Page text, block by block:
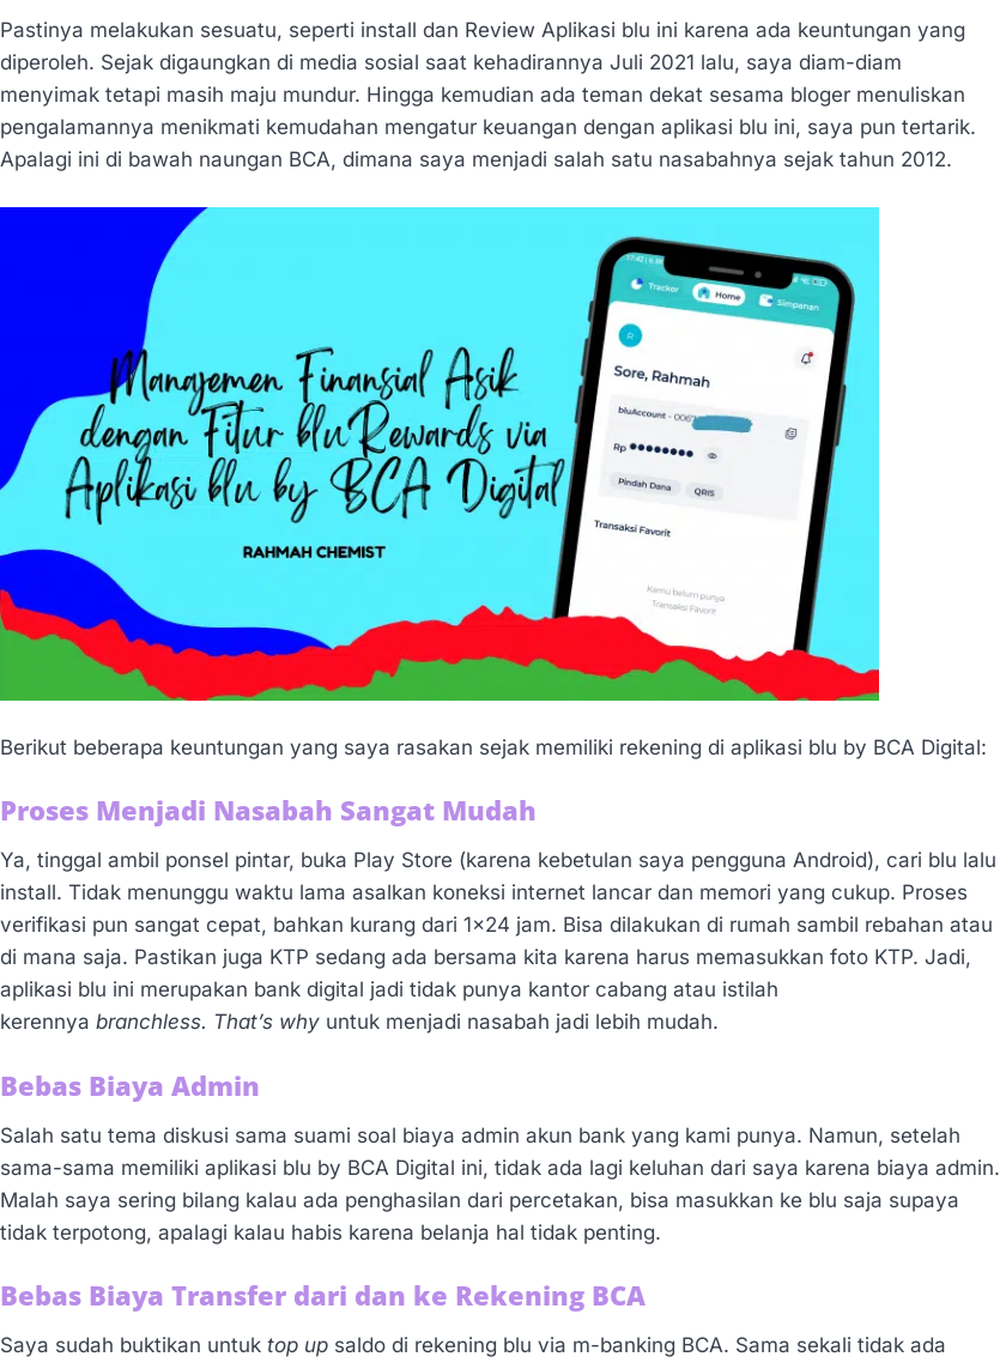
Pastinya melakukan sesuatu, seperti install dan Review Aplikasi blu ini karena ada keuntungan yang
diperoleh. Sejak digaungkan di media sosial saat kehadirannya Juli 2021 lalu, saya diam-diam
menyimak tetapi masih maju mundur. Hingga kemudian ada teman dekat sesama bloger menuliskan
pengalamannya menikmati kemudahan mengatur keuangan dengan aplikasi blu ini, saya pun tertarik.
Apalagi ini di bawah naungan BCA, dimana saya menjadi salah satu nasabahnya sejak tahun 2012.
Berikut beberapa keuntungan yang saya rasakan sejak memiliki rekening di aplikasi blu by BCA Digital:
Proses Menjadi Nasabah Sangat Mudah
Ya, tinggal ambil ponsel pintar, buka Play Store (karena kebetulan saya pengguna Android), cari blu lalu
install. Tidak menunggu waktu lama asalkan koneksi internet lancar dan memori yang cukup. Proses
verifikasi pun sangat cepat, bahkan kurang dari 1×24 jam. Bisa dilakukan di rumah sambil rebahan atau
di mana saja. Pastikan juga KTP sedang ada bersama kita karena harus memasukkan foto KTP. Jadi,
aplikasi blu ini merupakan bank digital jadi tidak punya kantor cabang atau istilah
kerennya branchless. That’s why untuk menjadi nasabah jadi lebih mudah.
Bebas Biaya Admin
Salah satu tema diskusi sama suami soal biaya admin akun bank yang kami punya. Namun, setelah
sama-sama memiliki aplikasi blu by BCA Digital ini, tidak ada lagi keluhan dari saya karena biaya admin.
Malah saya sering bilang kalau ada penghasilan dari percetakan, bisa masukkan ke blu saja supaya
tidak terpotong, apalagi kalau habis karena belanja hal tidak penting.
Bebas Biaya Transfer dari dan ke Rekening BCA
Saya sudah buktikan untuk top up saldo di rekening blu via m-banking BCA. Sama sekali tidak ada